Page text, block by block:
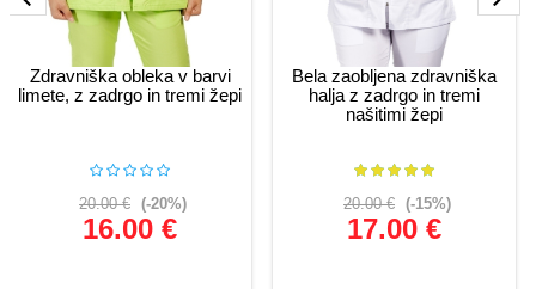
Zdravniška obleka v barvi
limete, z zadrgo in tremi žepi
20.00 € (-20%)
16.00 €
Bela zaobljena zdravniška
halja z zadrgo in tremi
našitimi žepi
20.00 € (-15%)
17.00 €